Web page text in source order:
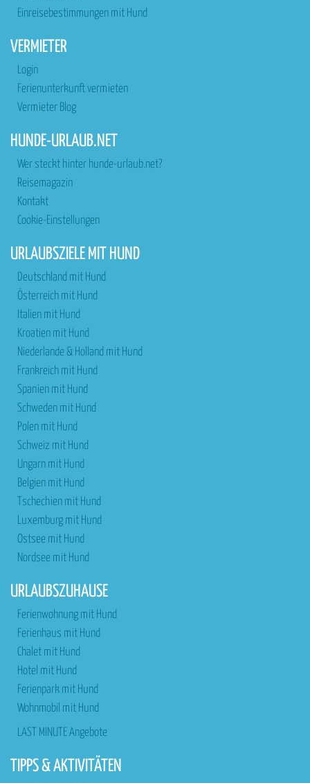
Einreisebestimmungen mit Hund
VERMIETER
Login
Ferienunterkunft vermieten
Vermieter Blog
HUNDE-URLAUB.NET
Wer steckt hinter hunde-urlaub.net?
Reisemagazin
Kontakt
Cookie-Einstellungen
URLAUBSZIELE MIT HUND
Deutschland mit Hund
Österreich mit Hund
Italien mit Hund
Kroatien mit Hund
Niederlande & Holland mit Hund
Frankreich mit Hund
Spanien mit Hund
Schweden mit Hund
Polen mit Hund
Schweiz mit Hund
Ungarn mit Hund
Belgien mit Hund
Tschechien mit Hund
Luxemburg mit Hund
Ostsee mit Hund
Nordsee mit Hund
URLAUBSZUHAUSE
Ferienwohnung mit Hund
Ferienhaus mit Hund
Chalet mit Hund
Hotel mit Hund
Ferienpark mit Hund
Wohnmobil mit Hund
LAST MINUTE Angebote
TIPPS & AKTIVITÄTEN